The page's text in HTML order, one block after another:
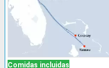
Comidas incluidas